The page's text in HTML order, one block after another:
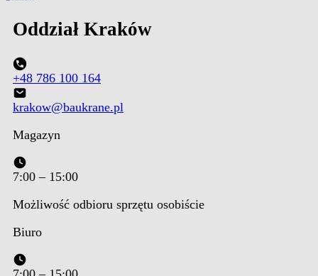
Oddział Kraków
+48 786 100 164
krakow@baukrane.pl
Magazyn
7:00 – 15:00
Możliwość odbioru sprzętu osobiście
Biuro